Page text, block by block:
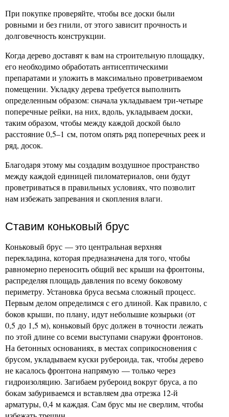
При покупке проверяйте, чтобы все доски были
ровными и без гнили, от этого зависит прочность и
долговечность конструкции.
Когда дерево доставят к вам на строительную площадку,
его необходимо обработать антисептическими
препаратами и уложить в максимально проветриваемом
помещении. Укладку дерева требуется выполнить
определенным образом: сначала укладываем три-четыре
поперечные рейки, на них, вдоль, укладываем доски,
таким образом, чтобы между каждой доской было
расстояние 0,5–1 см, потом опять ряд поперечных реек и
ряд, досок.
Благодаря этому мы создадим воздушное пространство
между каждой единицей пиломатериалов, они будут
проветриваться в правильных условиях, что позволит
нам избежать запревания и скопления влаги.
Ставим коньковый брус
Коньковый брус — это центральная верхняя
перекладина, которая предназначена для того, чтобы
равномерно переносить общий вес крыши на фронтоны,
распределяя площадь давления по всему боковому
периметру. Установка бруса весьма сложный процесс.
Первым делом определимся с его длиной. Как правило, с
боков крыши, по плану, идут небольшие козырьки (от
0,5 до 1,5 м), коньковый брус должен в точности лежать
по этой длине со всеми выступами снаружи фронтонов.
На бетонных основаниях, в местах соприкосновения с
брусом, укладываем куски рубероида, так, чтобы дерево
не касалось фронтона напрямую — только через
гидроизоляцию. Загибаем рубероид вокруг бруса, а по
бокам забуриваемся и вставляем два отрезка 12-й
арматуры, 0,4 м каждая. Сам брус мы не сверлим, чтобы